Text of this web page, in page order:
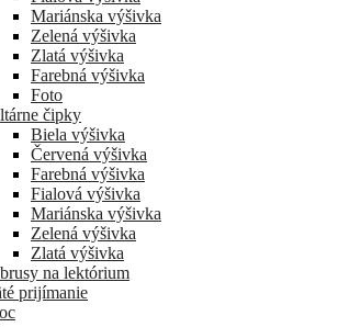
Mariánska výšivka
Zelená výšivka
Zlatá výšivka
Farebná výšivka
Foto
čipky
Biela výšivka
Červená výšivka
Farebná výšivka
Fialová výšivka
Mariánska výšivka
Zelená výšivka
Zlatá výšivka
na lektórium
prijímanie